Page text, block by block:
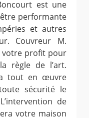
est une
performante
et autres
Couvreur M.
votre profit pour
règle de l’art.
tout en œuvre
sécurité le
de
votre maison